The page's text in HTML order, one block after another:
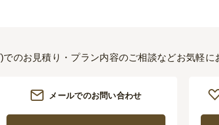
のお見積り・プラン内容のご相談などお気軽に
メールでのお問い合わせ